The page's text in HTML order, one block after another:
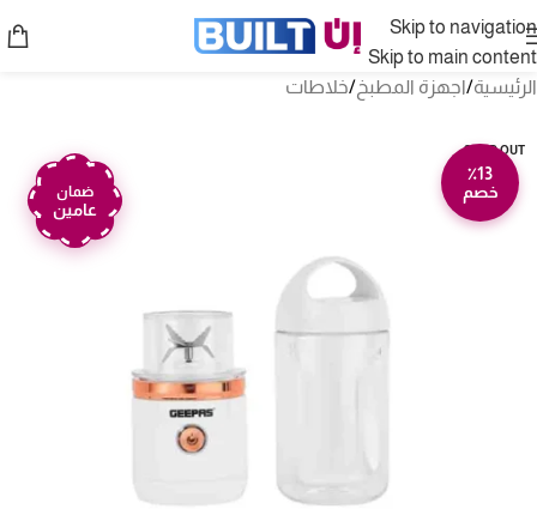
Skip to navigation
Skip to main content
الرئيسية/اجهزة المطبخ/خلاطات
SOLD OUT
٪13
خصم
ضمان
عامين